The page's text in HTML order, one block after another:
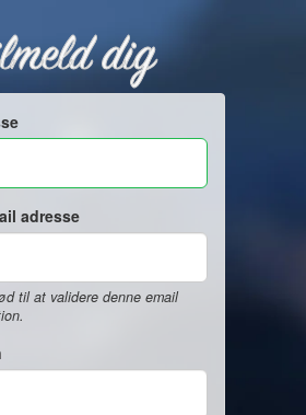
dig
adresse
til at validere denne email